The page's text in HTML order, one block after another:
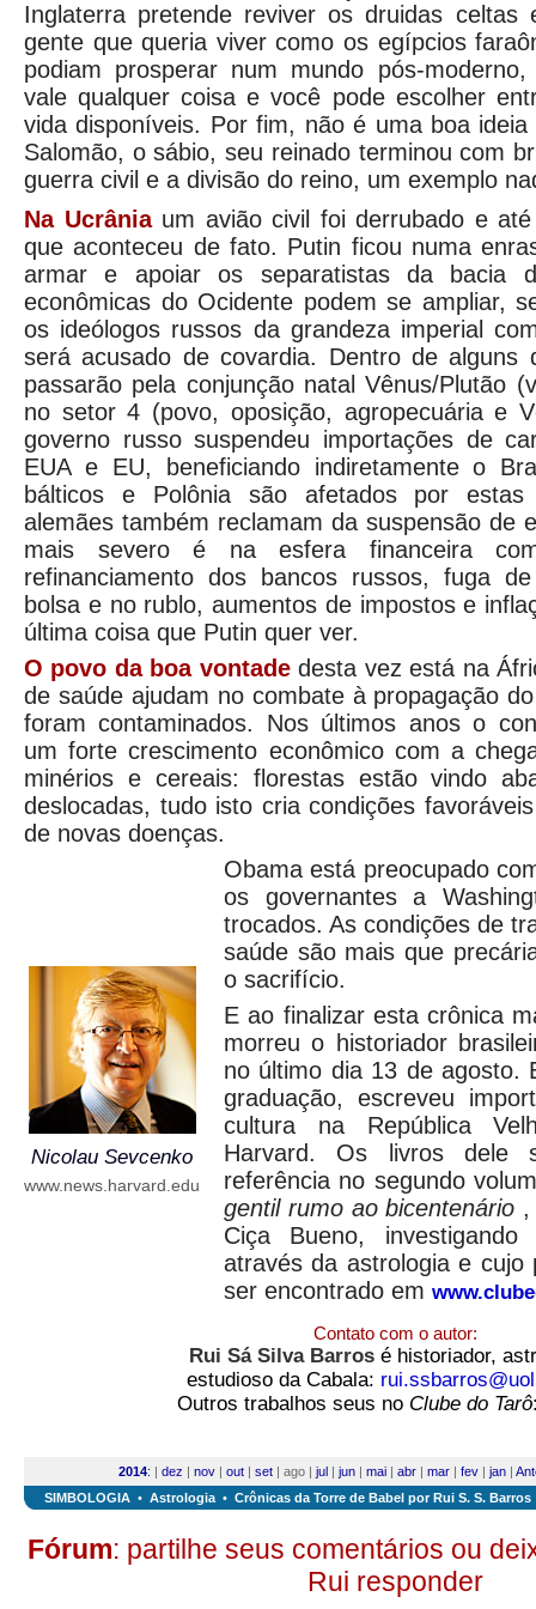
Inglaterra pretende reviver os druidas celtas
gente que queria viver como os egípcios
podiam prosperar num mundo pós-
vale qualquer coisa e você pode escolher
vida disponíveis. Por fim, não é uma boa
Salomão, o sábio, seu reinado terminou com
guerra civil e a divisão do reino, um exemplo
Na Ucrânia um avião civil foi derrubado e
que aconteceu de fato. Putin ficou numa
armar e apoiar os separatistas da bacia
econômicas do Ocidente podem se ampliar,
os ideólogos russos da grandeza imperial
será acusado de covardia. Dentro de alguns
passarão pela conjunção natal Vênus/Plutão
no setor 4 (povo, oposição, agropecuária e
governo russo suspendeu importações de
EUA e EU, beneficiando indiretamente o
bálticos e Polônia são afetados por estas
alemães também reclamam da suspensão de
mais severo é na esfera financeira
refinanciamento dos bancos russos, fuga
bolsa e no rublo, aumentos de impostos e
última coisa que Putin quer ver.
O povo da boa vontadedesta vez está na
de saúde ajudam no combate à propagação
foram contaminados. Nos últimos anos o
um forte crescimento econômico com a
minérios e cereais: florestas estão vindo
deslocadas, tudo isto cria condições
de novas doenças.
Nicolau Sevcenko
www.news.harvard.edu
Obama está preocupado
os governantes a
trocados. As condições de
saúde são mais que
o sacrifício.
E ao finalizar esta crônica
morreu o historiador
no último dia 13 de agosto.
graduação, escreveu
cultura na República
Harvard. Os livros dele
referência no segundo
gentil rumo ao bicentenário ,
Ciça Bueno,
através da astrologia e cujo
ser encontrado em
Contato com o autor:
Rui Sá Silva Barros é historiador,
estudioso da Cabala:
Outros trabalhos seus no Clube do Tarô
2014: | dez | nov | out | set | ago | jul | jun | mai | abr | mar | fev | jan |
SIMBOLOGIA • Astrologia • Crônicas da Torre de Babel por Rui S. S. Barros
Fórum: partilhe seus comentários ou
Rui responder